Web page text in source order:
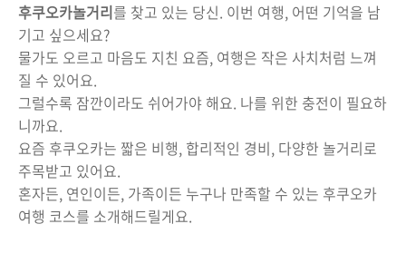
후쿠오카놀거리를 찾고 있는 당신. 이번 여행, 어떤 기억을 남
기고 싶으세요?
물가도 오르고 마음도 지친 요즘, 여행은 작은 사치처럼 느껴
질 수 있어요.
그럴수록 잠깐이라도 쉬어가야 해요. 나를 위한 충전이 필요하
니까요.
요즘 후쿠오카는 짧은 비행, 합리적인 경비, 다양한 놀거리로
주목받고 있어요.
혼자든, 연인이든, 가족이든 누구나 만족할 수 있는 후쿠오카
여행 코스를 소개해드릴게요.